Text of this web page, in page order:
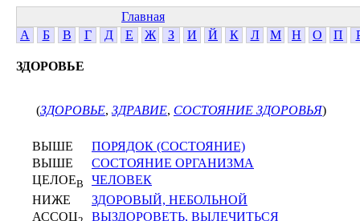
Главная
А
Б В Г Д Е Ж З И Й К Л М Н О П
ЗДОРОВЬЕ
(ЗДОРОВЬЕ, ЗДРАВИЕ, СОСТОЯНИЕ ЗДОРОВЬЯ)
ВЫШЕ
ПОРЯДОК (СОСТОЯНИЕ)
ВЫШЕ
СОСТОЯНИЕ ОРГАНИЗМА
ЦЕЛОЕВ
ЧЕЛОВЕК
НИЖЕ
ЗДОРОВЫЙ, НЕБОЛЬНОЙ
АССОЦ
ВЫЗДОРОВЕТЬ, ВЫЛЕЧИТЬСЯ